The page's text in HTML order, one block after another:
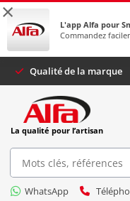
×
L'app Alfa pour
Commandez
Qualité de la
La qualité pour l’artisan
WhatsApp